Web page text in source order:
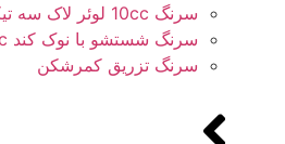
سرنگ 10cc لوئر لاک سه تیکه نوک
سرنگ شستشو با نوک کند 5cc
سرنگ تزریق کمرشکن